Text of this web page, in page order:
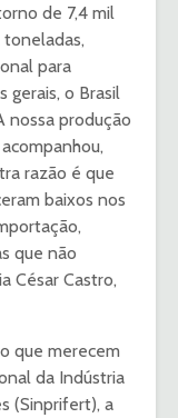
de 7,4 mil
toneladas,
para
gerais, o Brasil
nossa produção
razão é que
baixos nos
que não
César Castro,
que merecem
da Indústria
(Sinprifert), a